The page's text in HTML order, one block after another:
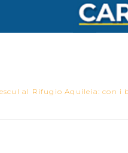
al Rifugio Aquileia: con i